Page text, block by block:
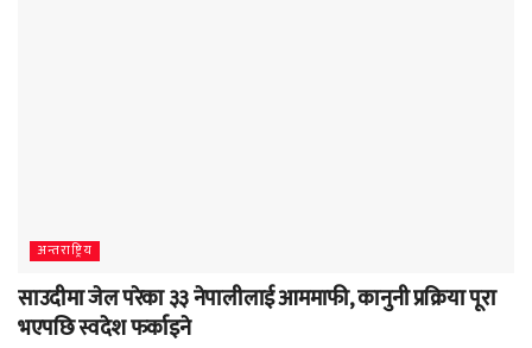
अन्तराष्ट्रिय
साउदीमा जेल परेका ३३ नेपालीलाई आममाफी, कानुनी प्रक्रिया पूरा
भएपछि स्वदेश फर्काइने